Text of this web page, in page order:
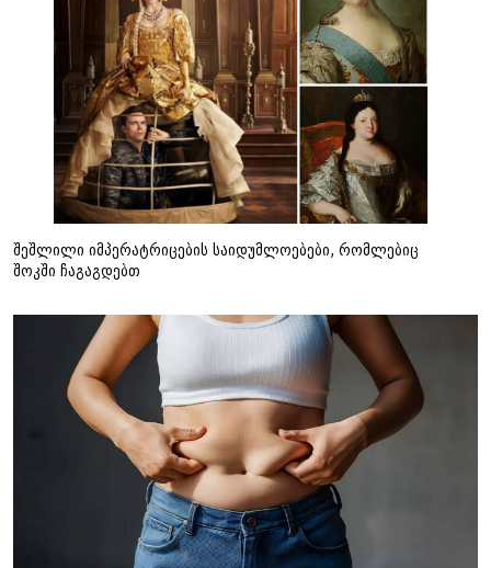
შეშლილი იმპერატრიცების საიდუმლოებები, რომლებიც
შოკში ჩაგაგდებთ